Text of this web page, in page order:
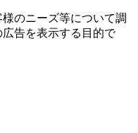
のニーズ等について調
告を表⽰する⽬的で